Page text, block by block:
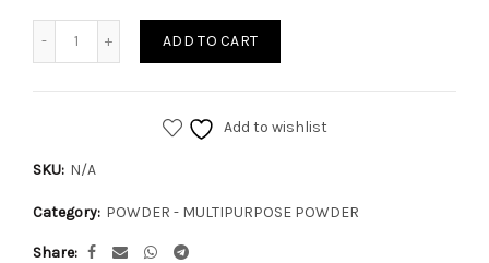
Quantity
ADD TO CART
Add to wishlist
SKU: N/A
Category: POWDER - MULTIPURPOSE POWDER
Share